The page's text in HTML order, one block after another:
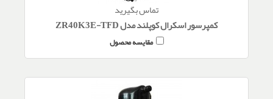
تماس بگیرید
کمپرسور اسکرال کوپلند مدل ZR40K3E-TFD
مقایسه محصول